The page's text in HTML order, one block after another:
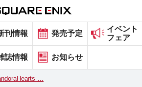
公式サイトメニュー
刊情報 発売予定
イベント
フェア
誌情報 お知らせ
…